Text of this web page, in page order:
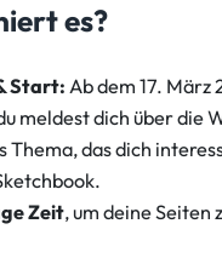
es?
Start: Ab dem 17. März
meldest dich über die
Thema, das dich
Zeit, um deine Seiten